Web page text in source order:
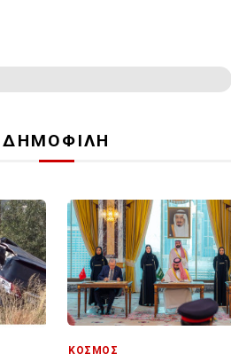
ΔΗΜΟΦΙΛΗ
ΚΟΣΜΟΣ